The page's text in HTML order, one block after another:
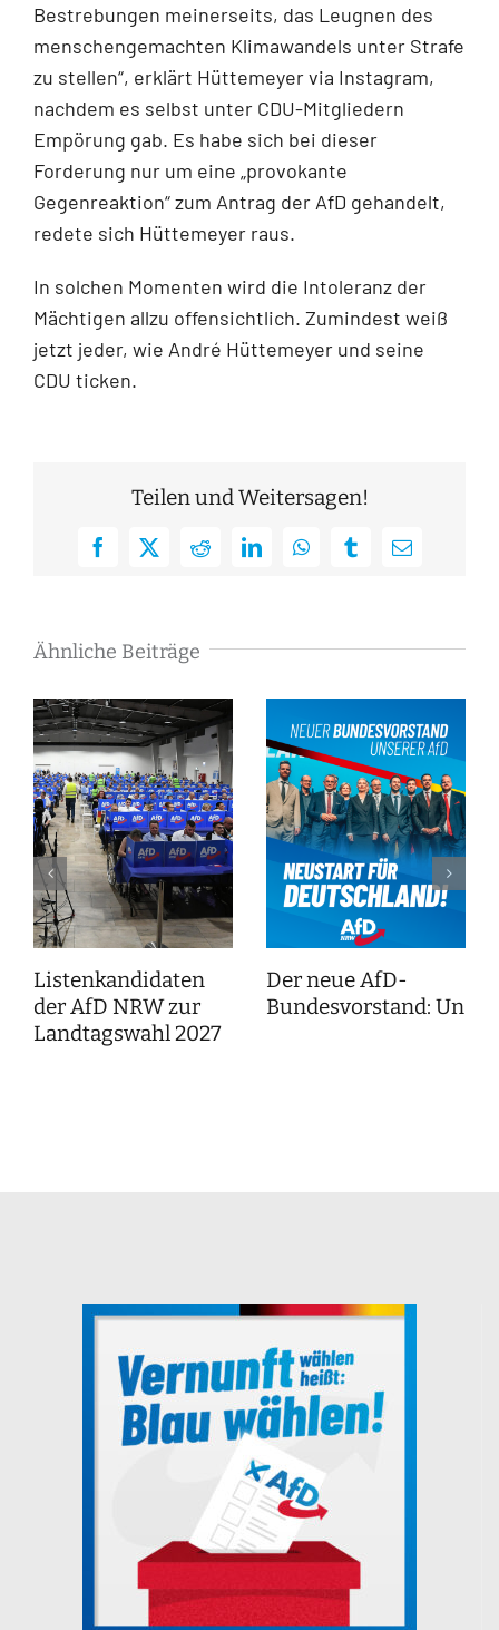
Bestrebungen meinerseits, das Leugnen des
menschengemachten Klimawandels unter Strafe
zu stellen“, erklärt Hüttemeyer via Instagram,
nachdem es selbst unter CDU-Mitgliedern
Empörung gab. Es habe sich bei dieser
Forderung nur um eine „provokante
Gegenreaktion“ zum Antrag der AfD gehandelt,
redete sich Hüttemeyer raus.
In solchen Momenten wird die Intoleranz der
Mächtigen allzu offensichtlich. Zumindest weiß
jetzt jeder, wie André Hüttemeyer und seine
CDU ticken.
Teilen und Weitersagen!
Facebook
X RedditLinkedInWhatsAppTumblrE-
Ähnliche Beiträge
Listenkandidaten
der AfD NRW zur
Landtagswahl 2027
Der neue AfD-
Bundesvorstand: